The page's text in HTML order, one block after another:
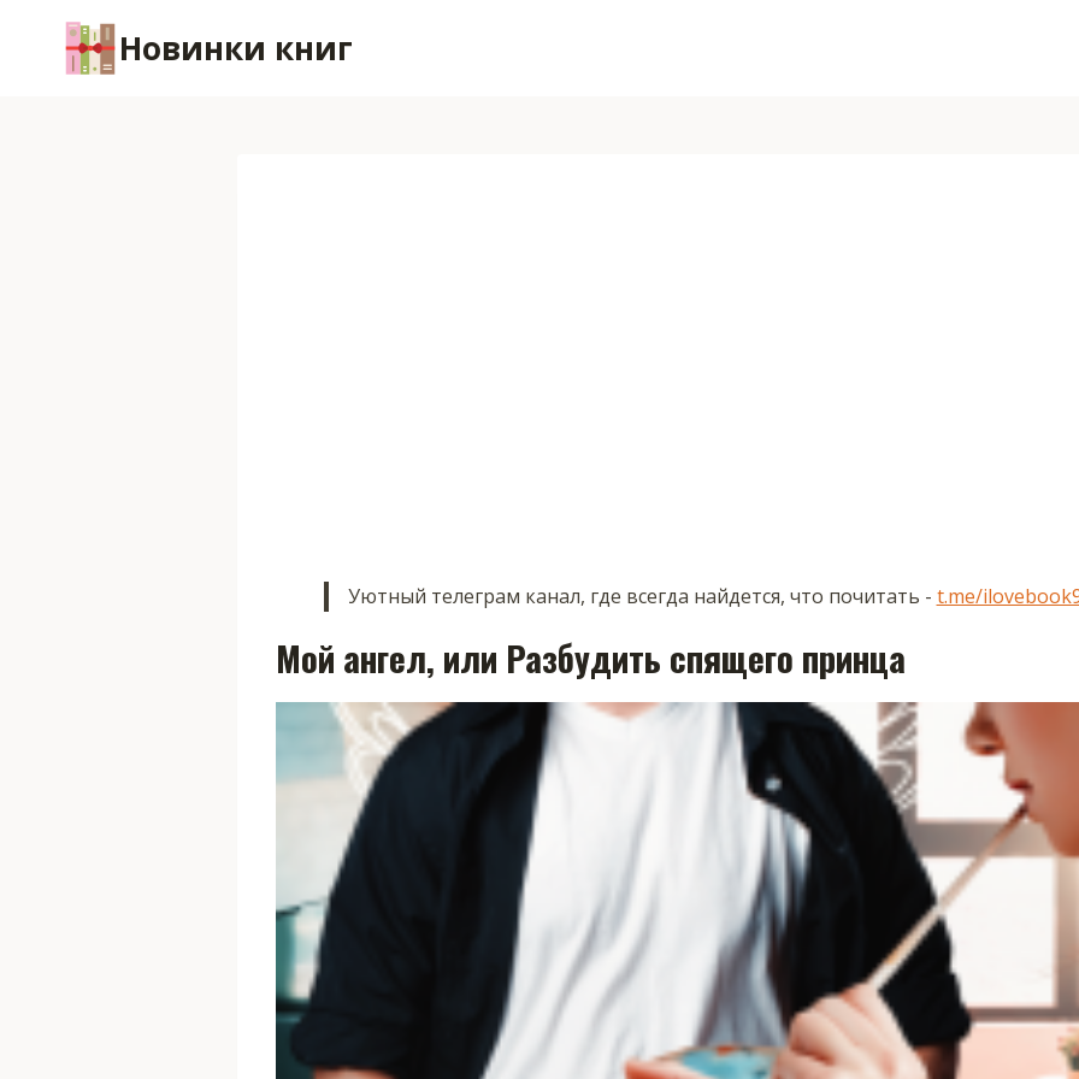
содержимому
Новинки книг
Уютный телеграм канал, где всегда найдется, что почитать - t.me/
Мой ангел, или Разбудить спящего принца